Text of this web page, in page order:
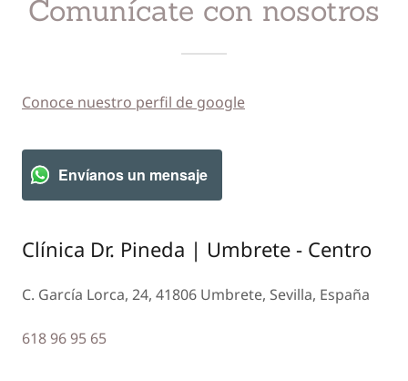
Comunícate con nosotros
Conoce nuestro perfil de google
Envíanos un mensaje
Clínica Dr. Pineda | Umbrete - Centro
C. García Lorca, 24, 41806 Umbrete, Sevilla, España
618 96 95 65